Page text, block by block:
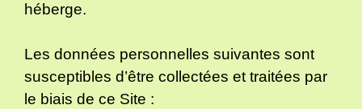
héberge.
Les données personnelles suivantes sont
susceptibles d’être collectées et traitées par
le biais de ce Site :